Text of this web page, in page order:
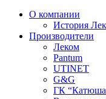
О компании
История
Производители
Леком
Pantum
UTINET
G&G
ГК